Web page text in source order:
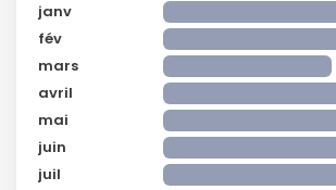
janv
fév
mars
avril
mai
juin
juil